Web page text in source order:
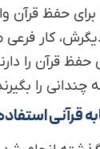
برای حفظ
کار
قرآن را
را
قرآنی